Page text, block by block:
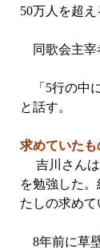
50万人を超え
同歌会主宰
「5行の中
と話す。
求めていたも
吉川さんは
を勉強した
たしの求めて
8年前に草